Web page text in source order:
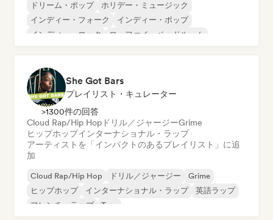
ドリーム・ポップ
ホリデー・ミュージック
インディー・フォーク
インディー・ポップ
インディー・ロック
ローファイ・ベッドルーム
She Got Bars
プレイリスト・キュレーター
>1300件の回答
Cloud Rap/Hip Hop ドリル／ジャージーGrime
ヒップホップインターナショナル・ラップ
アーティストを「インパクトのあるプレイリスト」に追
加
Cloud Rap/Hip Hop ドリル／ジャージー
Grime
ヒップホップ
インターナショナル・ラップ
英語ラップ
フレンチ・ラップ
Trap